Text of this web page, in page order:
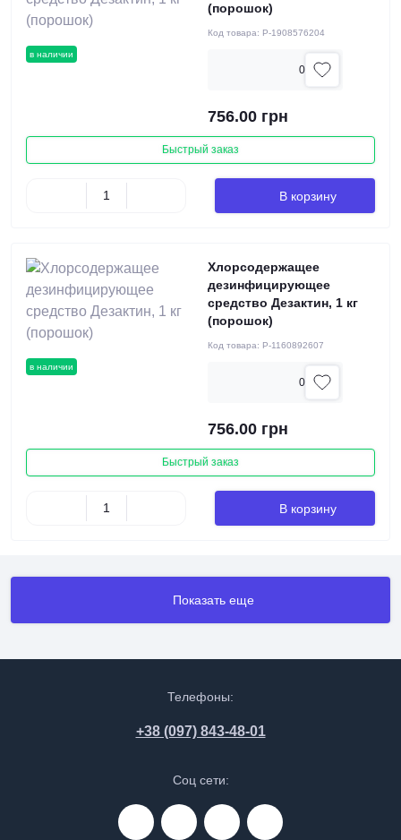
в наличии
(порошок)
Код товара: P-1908576204
0
756.00 грн
Быстрый заказ
В корзину
в наличии
Хлорсодержащее
дезинфицирующее
средство Дезактин, 1 кг
(порошок)
Код товара: P-1160892607
0
756.00 грн
Быстрый заказ
В корзину
Показать еще
Телефоны:
+38 (097) 843-48-01
Соц сети: